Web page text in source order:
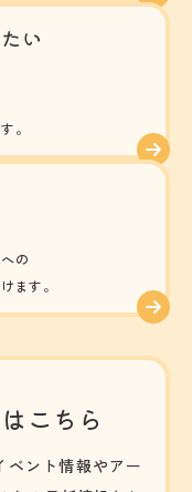
い
。
の
ます。
こちら
ベント情報やアー